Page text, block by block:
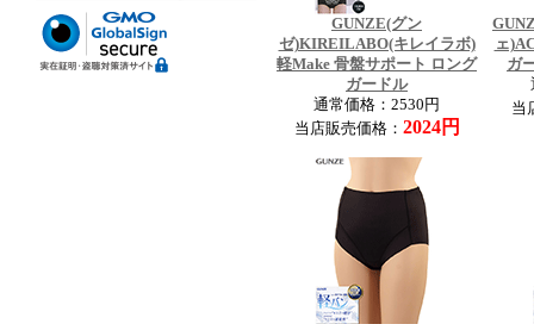
GUNZE(グン
ゼ)KIREILABO(キレイラボ)
軽Make 骨盤サポート ロング
ガードル
通常価格：2530円
当店販売価格： 2024円
ェ
ガ
当